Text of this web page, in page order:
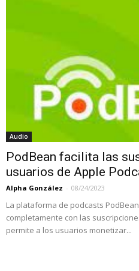
Audio
PodBean facilita las
usuarios de Apple
Alpha González - 08/24/2023
La plataforma de podcasts
completamente con las
permite a los usuarios monetizar...